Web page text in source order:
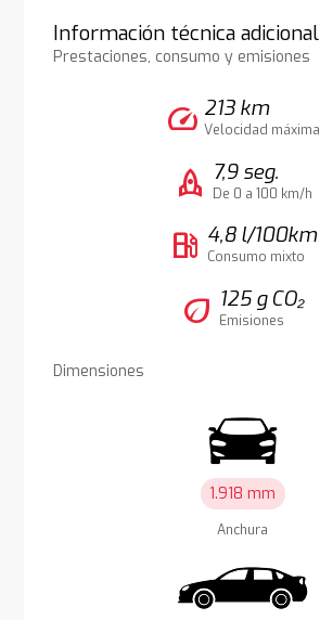
Información técnica adicional
Prestaciones, consumo y emisiones
speed 213 km
Velocidad máxima
rocket 7,9 seg.
De 0 a 100 km/h
local_gas_station 4,8 l/100km
Consumo mixto
eco 125 g CO₂
Emisiones
Dimensiones
1.918 mm
Anchura